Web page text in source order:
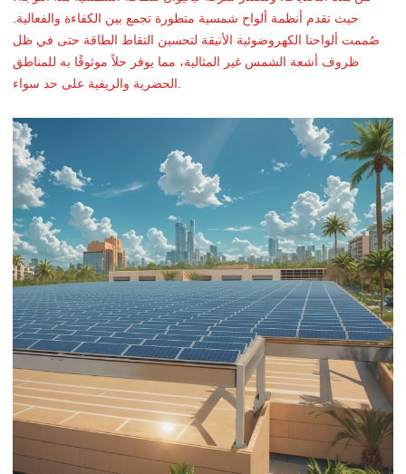
حيث تقدم أنظمة ألواح شمسية متطورة تجمع بين الكفاءة والفعالية.
صُممت ألواحنا الكهروضوئية الأنيقة لتحسين التقاط الطاقة حتى في ظل
ظروف أشعة الشمس غير المثالية، مما يوفر حلاً موثوقًا به للمناطق
الحضرية والريفية على حد سواء.